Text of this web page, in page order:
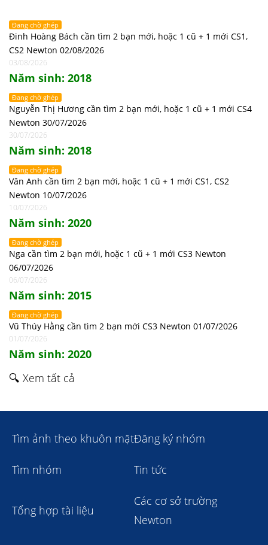
Đang chờ ghép
Đinh Hoàng Bách cần tìm 2 bạn mới, hoặc 1 cũ + 1 mới CS1,
CS2 Newton 02/08/2026
03/08/2026
Năm sinh: 2018
Đang chờ ghép
Nguyễn Thị Hương cần tìm 2 bạn mới, hoặc 1 cũ + 1 mới CS4
Newton 30/07/2026
30/07/2026
Năm sinh: 2018
Đang chờ ghép
Vân Anh cần tìm 2 bạn mới, hoặc 1 cũ + 1 mới CS1, CS2
Newton 10/07/2026
10/07/2026
Năm sinh: 2020
Đang chờ ghép
Nga cần tìm 2 bạn mới, hoặc 1 cũ + 1 mới CS3 Newton
06/07/2026
06/07/2026
Năm sinh: 2015
Đang chờ ghép
Vũ Thúy Hằng cần tìm 2 bạn mới CS3 Newton 01/07/2026
01/07/2026
Năm sinh: 2020
🔍 Xem tất cả
Tìm ảnh theo khuôn mặtĐăng ký nhóm
Tìm nhóm Tin tức
Tổng hợp tài liệu
Các cơ sở trường
Newton